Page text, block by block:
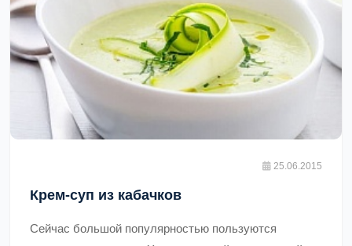
25.06.2015
Крем-суп из кабачков
Сейчас большой популярностью пользуются